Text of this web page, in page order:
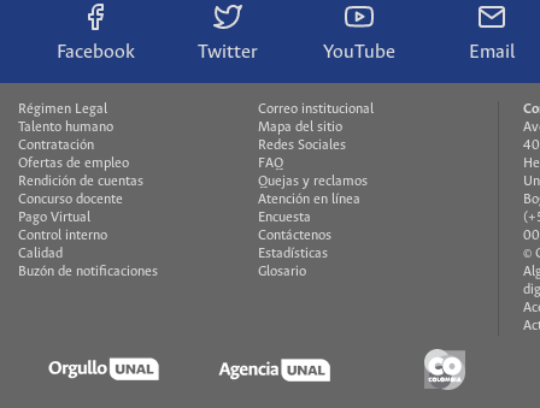
Facebook Twitter YouTube Email
Régimen Legal
Talento humano
Contratación
Ofertas de empleo
Rendición de cuentas
Concurso docente
Pago Virtual
Control interno
Calidad
Buzón de notificaciones
Correo institucional
Mapa del sitio
Redes Sociales
FAQ
Quejas y reclamos
Atención en línea
Encuesta
Contáctenos
Estadísticas
Glosario
©